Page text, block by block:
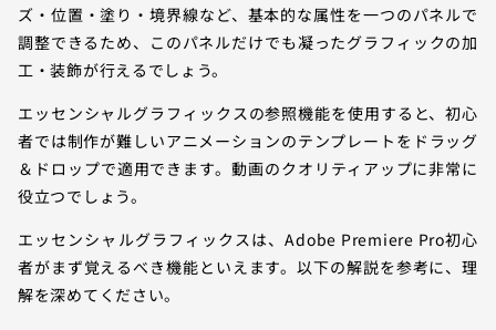
ズ・位置・塗り・境界線など、基本的な属性を一つのパネルで
調整できるため、このパネルだけでも凝ったグラフィックの加
工・装飾が行えるでしょう。
エッセンシャルグラフィックスの参照機能を使用すると、初心
者では制作が難しいアニメーションのテンプレートをドラッグ
＆ドロップで適用できます。動画のクオリティアップに非常に
役立つでしょう。
エッセンシャルグラフィックスは、Adobe Premiere Pro初心
者がまず覚えるべき機能といえます。以下の解説を参考に、理
解を深めてください。